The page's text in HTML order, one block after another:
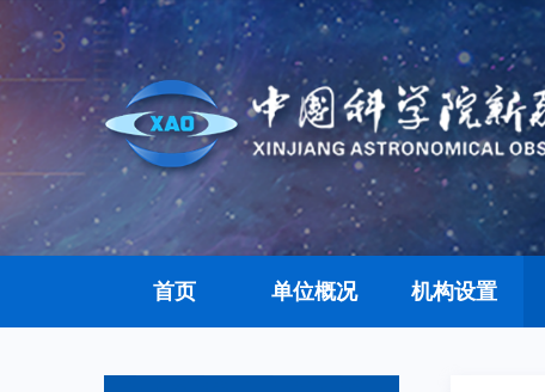
首页 单位概况 机构设置